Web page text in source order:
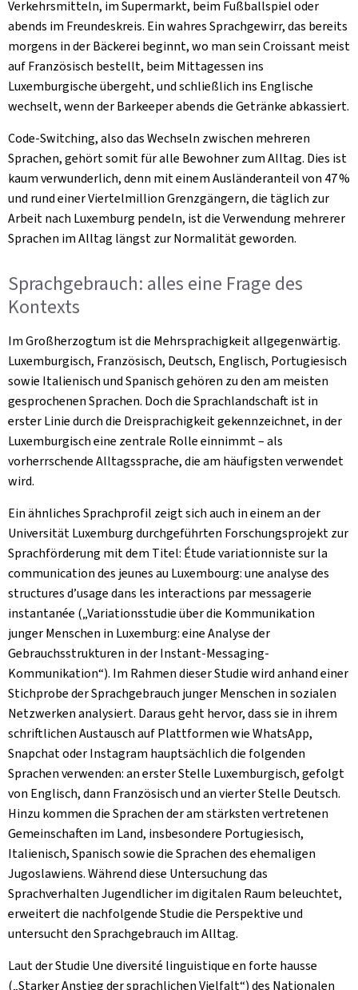
Verkehrsmitteln, im Supermarkt, beim Fußballspiel oder
abends im Freundeskreis. Ein wahres Sprachgewirr, das bereits
morgens in der Bäckerei beginnt, wo man sein Croissant meist
auf Französisch bestellt, beim Mittagessen ins
Luxemburgische übergeht, und schließlich ins Englische
wechselt, wenn der Barkeeper abends die Getränke abkassiert.
Code-Switching, also das Wechseln zwischen mehreren
Sprachen, gehört somit für alle Bewohner zum Alltag. Dies ist
kaum verwunderlich, denn mit einem Ausländeranteil von 47 %
und rund einer Viertelmillion Grenzgängern, die täglich zur
Arbeit nach Luxemburg pendeln, ist die Verwendung mehrerer
Sprachen im Alltag längst zur Normalität geworden.
Sprachgebrauch: alles eine Frage des
Kontexts
Im Großherzogtum ist die Mehrsprachigkeit allgegenwärtig.
Luxemburgisch, Französisch, Deutsch, Englisch, Portugiesisch
sowie Italienisch und Spanisch gehören zu den am meisten
gesprochenen Sprachen. Doch die Sprachlandschaft ist in
erster Linie durch die Dreisprachigkeit gekennzeichnet, in der
Luxemburgisch eine zentrale Rolle einnimmt – als
vorherrschende Alltagssprache, die am häufigsten verwendet
wird.
Ein ähnliches Sprachprofil zeigt sich auch in einem an der
Universität Luxemburg durchgeführten Forschungsprojekt zur
Sprachförderung mit dem Titel: Étude variationniste sur la
communication des jeunes au Luxembourg: une analyse des
structures d’usage dans les interactions par messagerie
instantanée („Variationsstudie über die Kommunikation
junger Menschen in Luxemburg: eine Analyse der
Gebrauchsstrukturen in der Instant-Messaging-
Kommunikation“). Im Rahmen dieser Studie wird anhand einer
Stichprobe der Sprachgebrauch junger Menschen in sozialen
Netzwerken analysiert. Daraus geht hervor, dass sie in ihrem
schriftlichen Austausch auf Plattformen wie WhatsApp,
Snapchat oder Instagram hauptsächlich die folgenden
Sprachen verwenden: an erster Stelle Luxemburgisch, gefolgt
von Englisch, dann Französisch und an vierter Stelle Deutsch.
Hinzu kommen die Sprachen der am stärksten vertretenen
Gemeinschaften im Land, insbesondere Portugiesisch,
Italienisch, Spanisch sowie die Sprachen des ehemaligen
Jugoslawiens. Während diese Untersuchung das
Sprachverhalten Jugendlicher im digitalen Raum beleuchtet,
erweitert die nachfolgende Studie die Perspektive und
untersucht den Sprachgebrauch im Alltag.
Laut der Studie Une diversité linguistique en forte hausse
(„Starker Anstieg der sprachlichen Vielfalt“) des Nationalen